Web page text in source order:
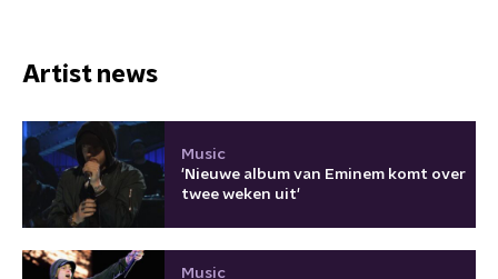
Artist news
Music
'Nieuwe album van Eminem komt over
twee weken uit'
Music